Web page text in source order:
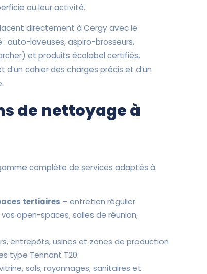
ou leur activité.
directement à Cergy avec le
auto-laveuses, aspiro-brosseurs,
et produits écolabel certifiés.
cahier des charges précis et d’un
de nettoyage à
complète de services adaptés à
tertiaires – entretien régulier
open-spaces, salles de réunion,
entrepôts, usines et zones de production
type Tennant T20.
sols, rayonnages, sanitaires et